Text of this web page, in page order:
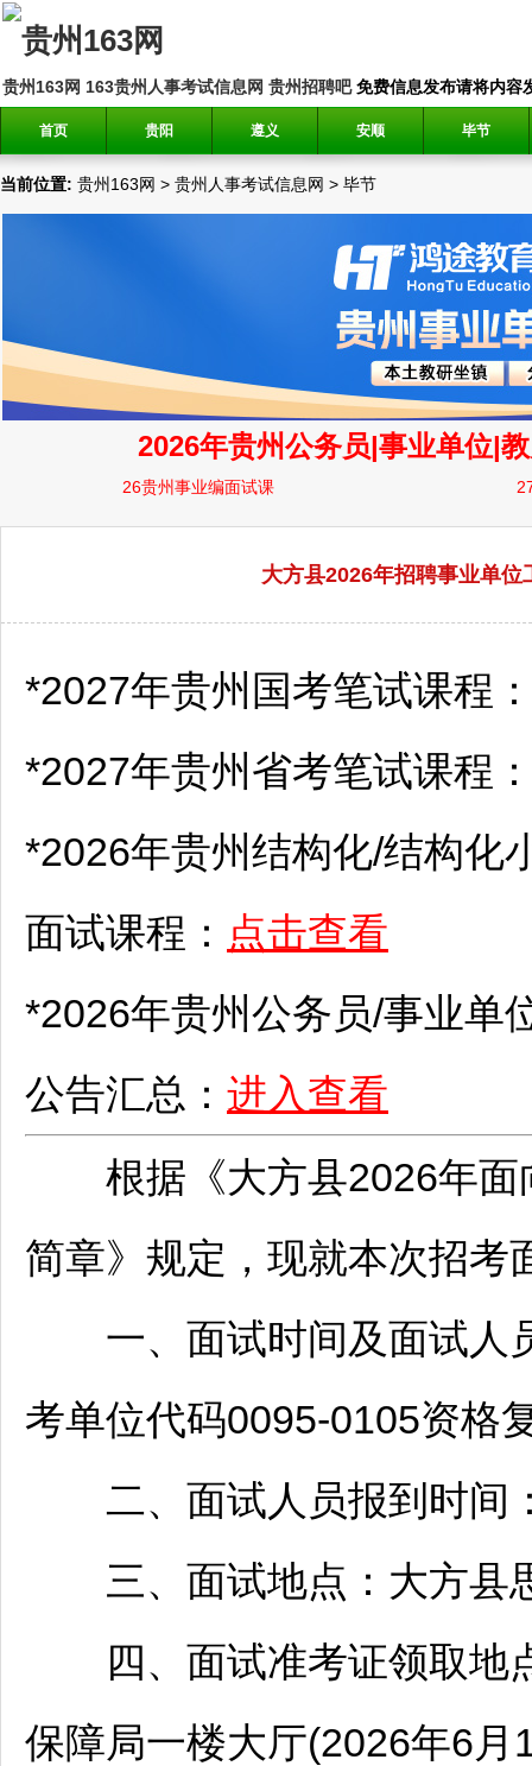
贵州163网 163贵州人事考试信息网 贵州招聘吧免费信息发布请将内容
首页 贵阳 遵义 安顺 毕节
当前位置: 贵州163网 > 贵州人事考试信息网 > 毕节
大方县2026年招聘事业单
*2027年贵州国考笔试课程
*2027年贵州省考笔试课程
*2026年贵州结构化/结构化
面试课程： 点击查看
*2026年贵州公务员/事业单
公告汇总： 进入查看
根据《大方县2026年面
简章》规定，现就本次招考
一、面试时间及面试人
考单位代码0095-0105资格
二、面试人员报到时间
三、面试地点： 大方县
四、面试准考证领取地
保障局一楼大厅(2026年6